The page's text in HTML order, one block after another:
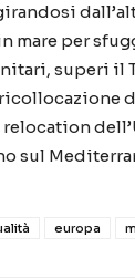
mare per
superi il
sul
europa